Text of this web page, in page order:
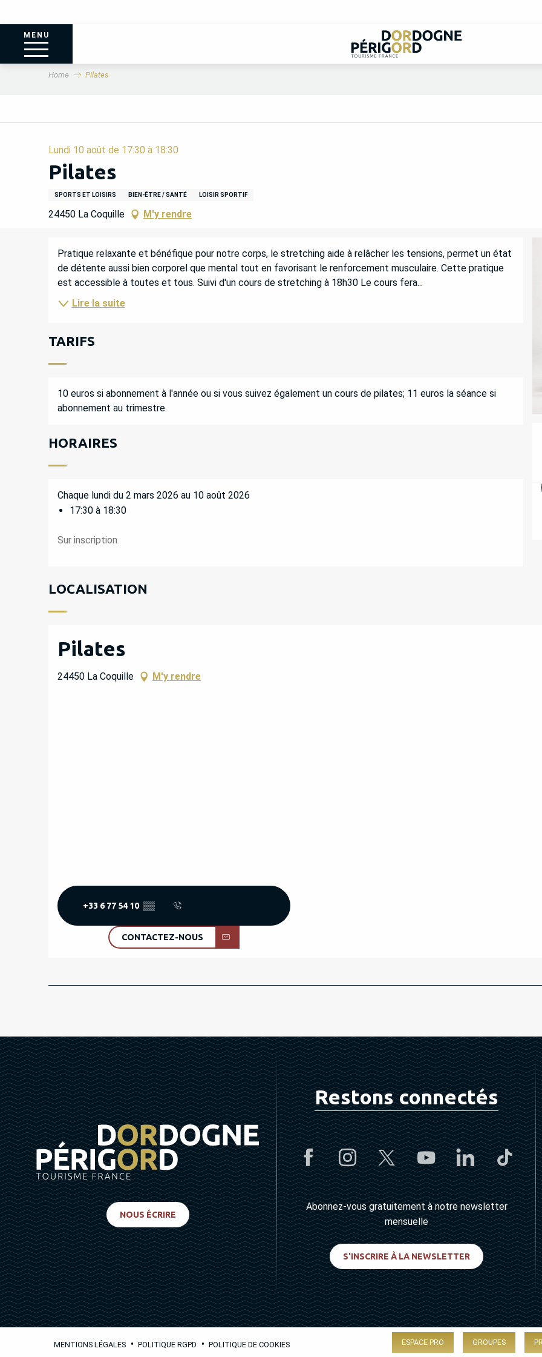
MENU
Home Pilates
Lundi 10 août de 17:30 à 18:30
Pilates
SPORTS ET LOISIRS BIEN-ÊTRE / SANTÉ LOISIR SPORTIF
24450 La Coquille M'y rendre
DESCRIPTION
Pratique relaxante et bénéfique pour notre corps, le stretching aide à relâcher les tensions, permet un état
de détente aussi bien corporel que mental tout en favorisant le renforcement musculaire. Cette pratique
est accessible à toutes et tous. Suivi d'un cours de stretching à 18h30 Le cours fera...
Lire la suite
TARIFS
10 euros si abonnement à l'année ou si vous suivez également un cours de pilates; 11 euros la séance si
abonnement au trimestre.
HORAIRES
Chaque lundi du 2 mars 2026 au 10 août 2026
17:30 à 18:30
Sur inscription
LOCALISATION
Pilates
24450 La Coquille M'y rendre
+33 6 77 54 10 ▒▒
CONTACTEZ-NOUS
NOUS ÉCRIRE
Restons connectés
Abonnez-vous gratuitement à notre newsletter
mensuelle
S'INSCRIRE À LA NEWSLETTER
MENTIONS LÉGALES • POLITIQUE RGPD • POLITIQUE DE COOKIES ESPACE PRO GROUPES